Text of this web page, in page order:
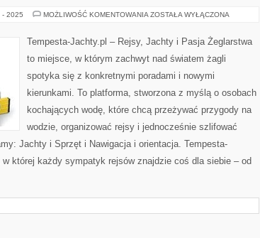
- 2025 MOŻLIWOŚĆ KOMENTOWANIA REJSY
ZOSTAŁA WYŁĄCZONA
Tempesta-Jachty.pl – Rejsy, Jachty i Pasja Żeglarstwa
to miejsce, w którym zachwyt nad światem żagli
spotyka się z konkretnymi poradami i nowymi
kierunkami. To platforma, stworzona z myślą o osobach
kochających wodę, które chcą przeżywać przygody na
wodzie, organizować rejsy i jednocześnie szlifować
Jachty i Sprzęt i Nawigacja i orientacja. Tempesta-
której każdy sympatyk rejsów znajdzie coś dla siebie – od